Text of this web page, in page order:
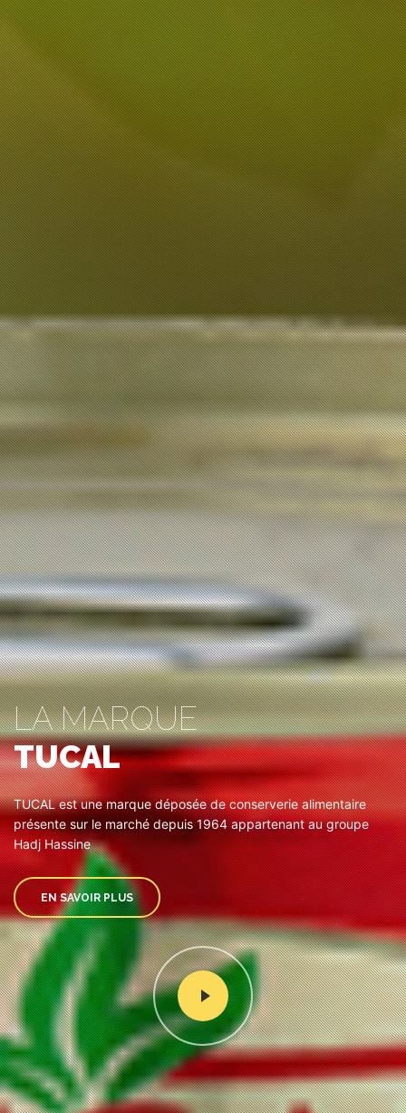
LA MARQUE
TUCAL
TUCAL est une marque déposée de conserverie alimentaire
présente sur le marché depuis 1964 appartenant au groupe
Hadj Hassine
EN SAVOIR PLUS